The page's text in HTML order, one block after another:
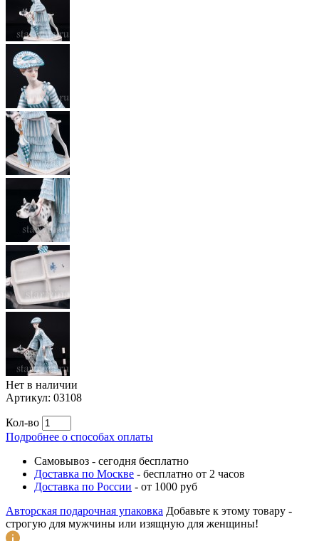
Нет в наличии
Артикул: 03108
Кол-во
Подробнее о способах оплаты
Самовывоз - сегодня бесплатно
Доставка по Москве - бесплатно от 2 часов
Доставка по России - от 1000 руб
Авторская подарочная упаковка Добавьте к этому товару -
строгую для мужчины или изящную для женщины!